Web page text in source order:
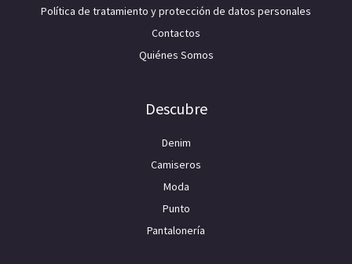
Política de tratamiento y protección de datos personales
Contactos
Quiénes Somos
Descubre
Denim
Camiseros
Moda
Punto
Pantalonería